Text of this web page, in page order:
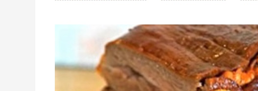
Сало соленое в луковой шелухе